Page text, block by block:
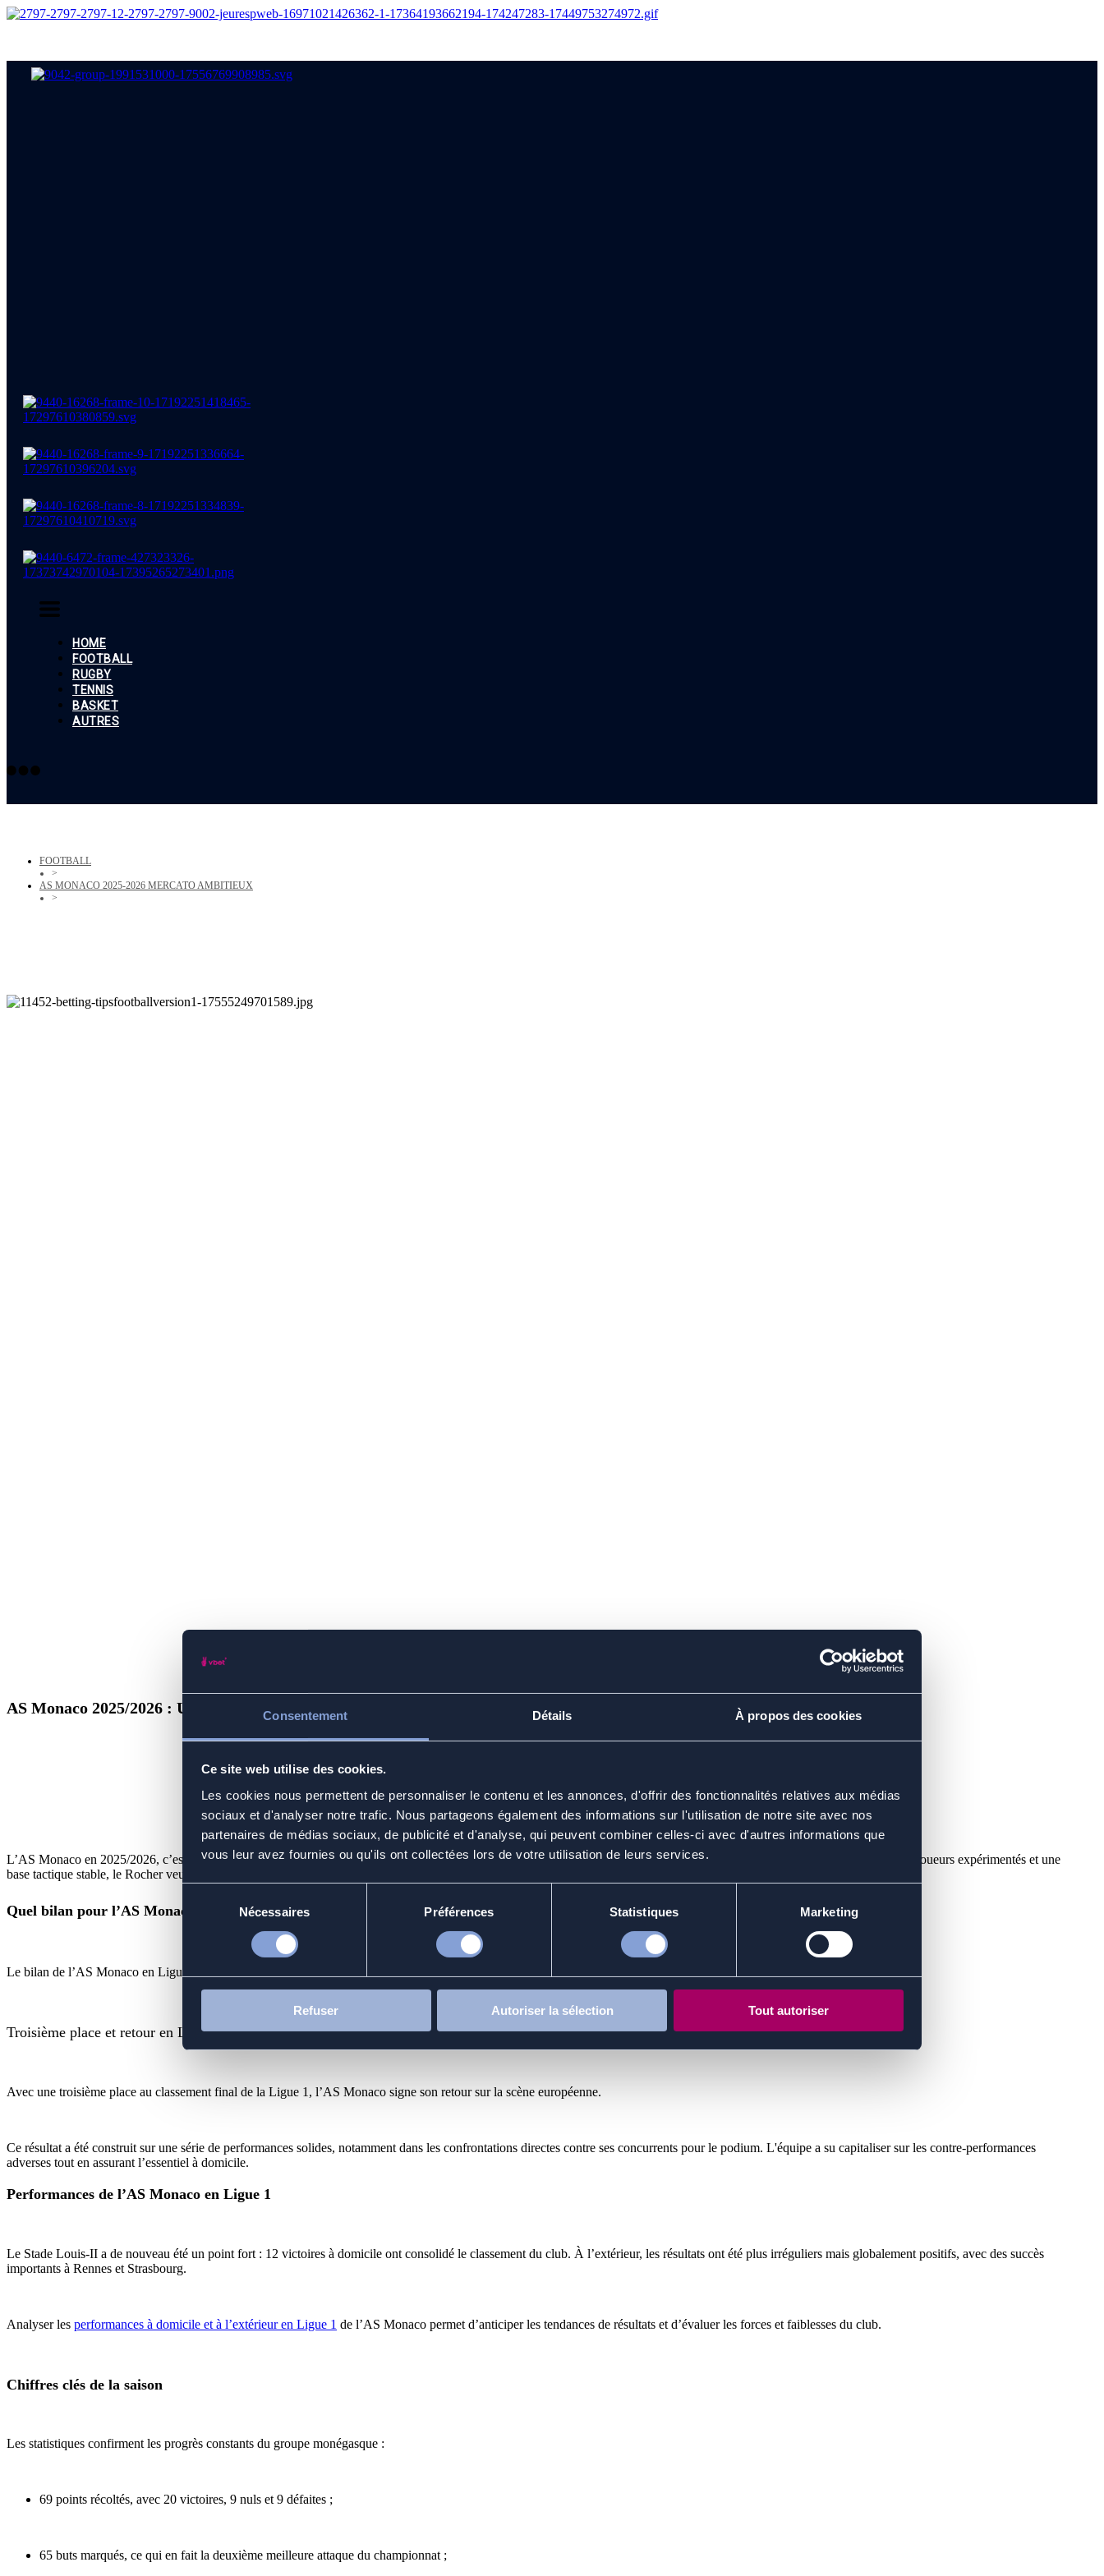
Consentement Détails À propos des cookies
Ce site web utilise des cookies.
Les cookies nous permettent de personnaliser le contenu et les annonces, d'offrir des fonctionnalités relatives aux médias
sociaux et d'analyser notre trafic. Nous partageons également des informations sur l'utilisation de notre site avec nos
partenaires de médias sociaux, de publicité et d'analyse, qui peuvent combiner celles-ci avec d'autres informations que
vous leur avez fournies ou qu'ils ont collectées lors de votre utilisation de leurs services.
du
consentement
Nécessaires Préférences Statistiques Marketing
Refuser Autoriser la sélection Tout autoriser
HOME
FOOTBALL
RUGBY
TENNIS
BASKET
AUTRES
FOOTBALL
>
AS MONACO 2025-2026 MERCATO AMBITIEUX
>
AS Monaco 2025/2026 : Un mercato ambitieux pour viser plus haut
L’AS Monaco en 2025/2026, c’est un effectif renforcé et des ambitions élevées après une qualification pour la Ligue des Champions. Avec un mercato structurant, un noyau de joueurs expérimentés et une
base tactique stable, le Rocher veut franchir un nouveau cap.
Quel bilan pour l’AS Monaco en Ligue 1 en 2024/25 ?
Le bilan de l’AS Monaco en Ligue 1 en 2024/25 a montré une nette amélioration de ses performances collectives, avec un parcours régulier et une arrivée sur le podium.
Troisième place et retour en Ligue des Champions
Avec une troisième place au classement final de la Ligue 1, l’AS Monaco signe son retour sur la scène européenne.
Ce résultat a été construit sur une série de performances solides, notamment dans les confrontations directes contre ses concurrents pour le podium. L'équipe a su capitaliser sur les contre-performances
adverses tout en assurant l’essentiel à domicile.
Performances de l’AS Monaco en Ligue 1
Le Stade Louis-II a de nouveau été un point fort : 12 victoires à domicile ont consolidé le classement du club. À l’extérieur, les résultats ont été plus irréguliers mais globalement positifs, avec des succès
importants à Rennes et Strasbourg.
Analyser les performances à domicile et à l’extérieur en Ligue 1 de l’AS Monaco permet d’anticiper les tendances de résultats et d’évaluer les forces et faiblesses du club.
Chiffres clés de la saison
Les statistiques confirment les progrès constants du groupe monégasque :
69 points récoltés, avec 20 victoires, 9 nuls et 9 défaites ;
65 buts marqués, ce qui en fait la deuxième meilleure attaque du championnat ;